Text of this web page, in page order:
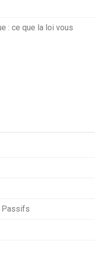
: ce que la loi vous
Passifs